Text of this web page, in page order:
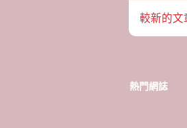
較新的文
熱門網誌